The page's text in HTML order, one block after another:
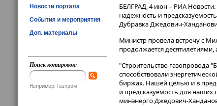
Новости портала
События и мероприятия
Доп. материалы
Поиск котировок:
Например: Газпром
БЕЛГРАД, 4 июн – РИА Новости.
надежность и
Дубравка Джедович-
Министр провела встречу с
продолжается
"Строительство газопровода
способствовали
биржах. Нашей целью и в
и предсказуемость для наших
минэнерго Джедович-